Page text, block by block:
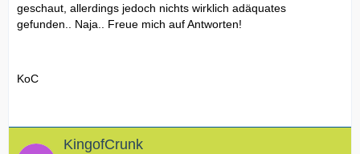
geschaut, allerdings jedoch nichts wirklich adäquates
gefunden.. Naja.. Freue mich auf Antworten!
KoC
KingofCrunk